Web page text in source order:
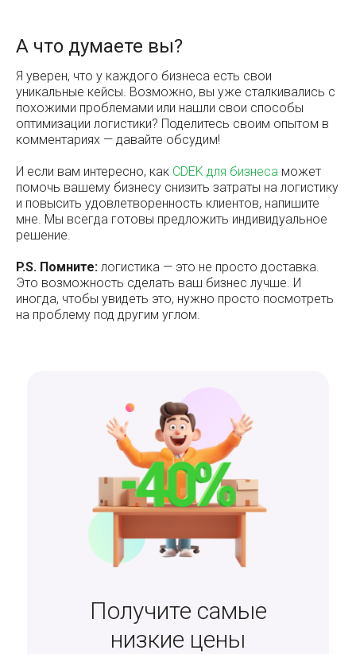
А что думаете вы?
Я уверен, что у каждого бизнеса есть свои
уникальные кейсы. Возможно, вы уже сталкивались с
похожими проблемами или нашли свои способы
оптимизации логистики? Поделитесь своим опытом в
комментариях — давайте обсудим!
И если вам интересно, как CDEK для бизнеса может
помочь вашему бизнесу снизить затраты на логистику
и повысить удовлетворенность клиентов, напишите
мне. Мы всегда готовы предложить индивидуальное
решение.
P.S. Помните: логистика — это не просто доставка.
Это возможность сделать ваш бизнес лучше. И
иногда, чтобы увидеть это, нужно просто посмотреть
на проблему под другим углом.
Получите самые
низкие цены